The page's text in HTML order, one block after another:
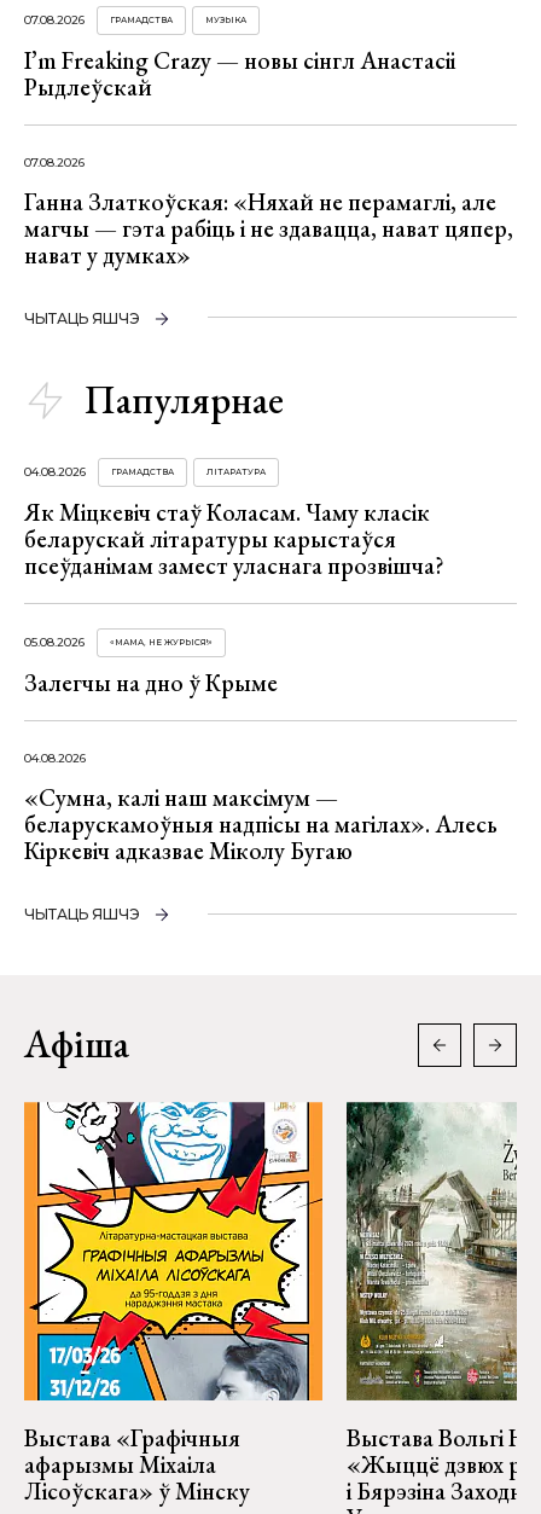
07.08.2026 ГРАМАДСТВА МУЗЫКА
I’m Freaking Crazy — новы сінгл Анастасіі
Рыдлеўскай
07.08.2026
Ганна Златкоўская: «Няхай не перамаглі, але
магчы — гэта рабіць і не здавацца, нават цяпер,
нават у думках»
ЧЫТАЦЬ ЯШЧЭ
Папулярнае
04.08.2026 ГРАМАДСТВА ЛІТАРАТУРА
Як Міцкевіч стаў Коласам. Чаму класік
беларускай літаратуры карыстаўся
псеўданімам замест уласнага прозвішча?
05.08.2026 «МАМА, НЕ ЖУРЫСЯ!»
Залегчы на дно ў Крыме
04.08.2026
«Сумна, калі наш максімум —
беларускамоўныя надпісы на магілах». Алесь
Кіркевіч адказвае Міколу Бугаю
ЧЫТАЦЬ ЯШЧЭ
Афіша
Выстава «Графічныя
афарызмы Міхаіла
Лісоўскага» ў Мінску
Выстава Вольгі
«Жыццё дзвюх
і Бярэзіна